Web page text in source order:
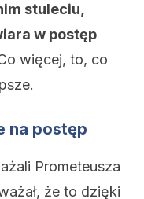
stuleciu,
w postęp
więcej, to, co
na postęp
Prometeusza
że to dzięki